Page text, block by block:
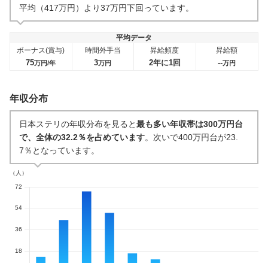
平均（417万円）より37万円下回っています。
平均データ
ボーナス(賞与)
75万円/年
時間外手当
3万円
昇給頻度
2年に1回
昇給額
--万円
年収分布
日本ステリの年収分布を見ると最も多い年収帯は300万円台
で、全体の32.2％を占めています。次いで400万円台が23.
7％となっています。